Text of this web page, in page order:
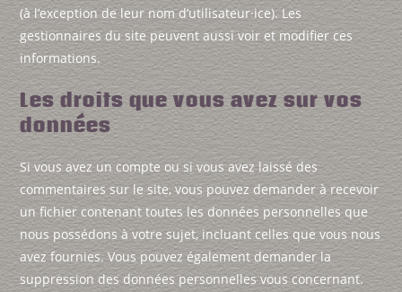
(à l’exception de leur nom d’utilisateur·ice). Les
gestionnaires du site peuvent aussi voir et modifier ces
informations.
Les droits que vous avez sur vos
données
Si vous avez un compte ou si vous avez laissé des
commentaires sur le site, vous pouvez demander à recevoir
un fichier contenant toutes les données personnelles que
nous possédons à votre sujet, incluant celles que vous nous
avez fournies. Vous pouvez également demander la
suppression des données personnelles vous concernant.